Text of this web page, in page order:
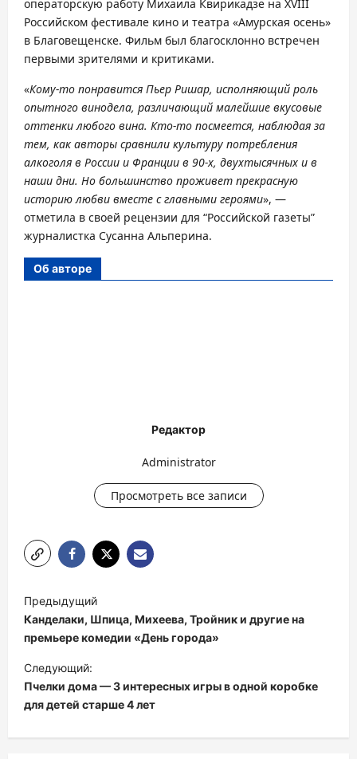
операторскую работу Михаила Квирикадзе на XVIII
Российском фестивале кино и театра «Амурская осень»
в Благовещенске. Фильм был благосклонно встречен
первыми зрителями и критиками.
«Кому-то понравится Пьер Ришар, исполняющий роль
опытного винодела, различающий малейшие вкусовые
оттенки любого вина. Кто-то посмеется, наблюдая за
тем, как авторы сравнили культуру потребления
алкоголя в России и Франции в 90-х, двухтысячных и в
наши дни. Но большинство проживет прекрасную
историю любви вместе с главными героями», —
отметила в своей рецензии для “Российской газеты”
журналистка Сусанна Альперина.
Об авторе
Редактор
Administrator
Просмотреть все записи
а
в
и
г
а
ц
Предыдущий
Канделаки, Шпица, Михеева, Тройник и другие на
премьере комедии «День города»
Следующий:
Пчелки дома — 3 интересных игры в одной коробке
для детей старше 4 лет